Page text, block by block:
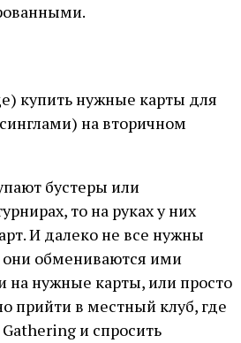
купить нужные карты для
на вторичном
бустеры или
то на руках у них
И далеко не все нужны
обмениваются ими
на нужные карты, или просто
прийти в местный клуб, где
и спросить